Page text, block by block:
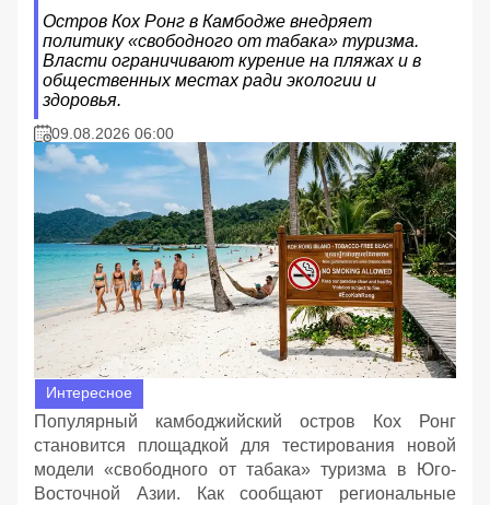
Остров Кох Ронг в Камбодже внедряет
политику «свободного от табака» туризма.
Власти ограничивают курение на пляжах и в
общественных местах ради экологии и
здоровья.
09.08.2026 06:00
Интересное
Популярный камбоджийский остров Кох Ронг
становится площадкой для тестирования новой
модели «свободного от табака» туризма в Юго-
Восточной Азии. Как сообщают региональные